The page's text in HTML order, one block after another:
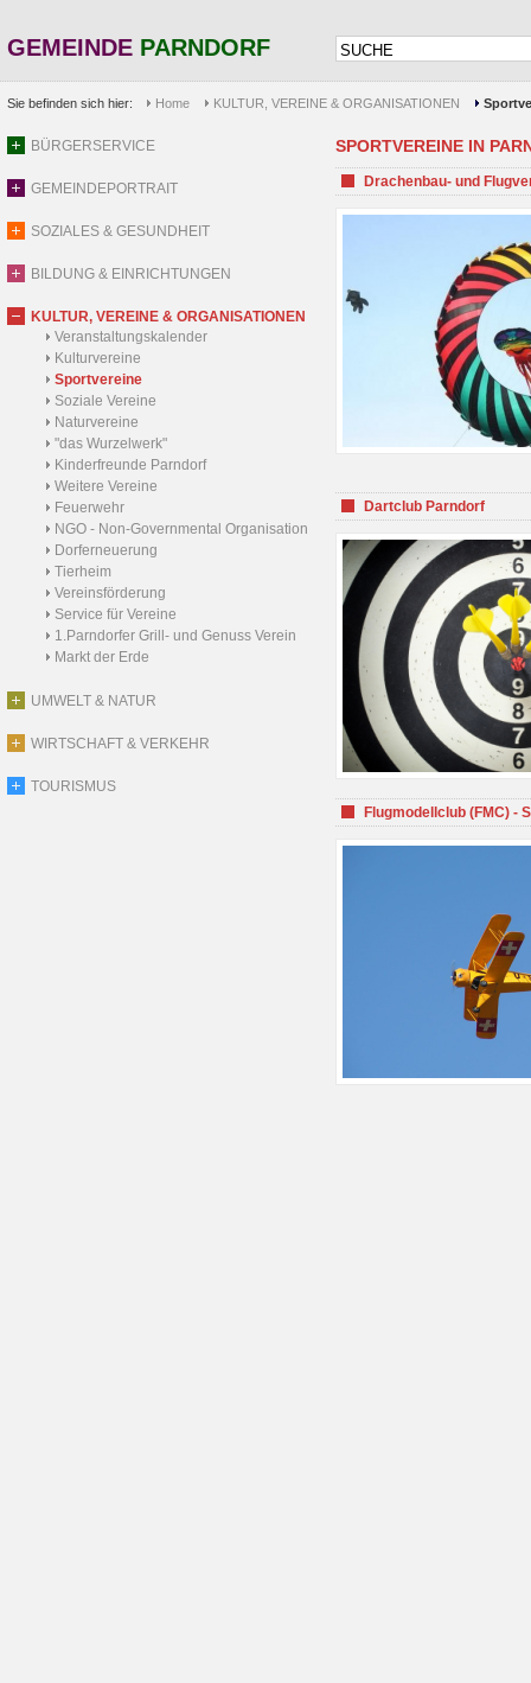
GEMEINDE PARNDORF
Sie befinden sich hier: Home KULTUR, VEREINE & ORGANISATIONEN
BÜRGERSERVICE
GEMEINDEPORTRAIT
SOZIALES & GESUNDHEIT
BILDUNG & EINRICHTUNGEN
KULTUR, VEREINE & ORGANISATIONEN
Veranstaltungskalender
Kulturvereine
Sportvereine
Soziale Vereine
Naturvereine
"das Wurzelwerk"
Kinderfreunde Parndorf
Weitere Vereine
Feuerwehr
NGO - Non-Governmental Organisation
Dorferneuerung
Tierheim
Vereinsförderung
Service für Vereine
1.Parndorfer Grill- und Genuss Verein
Markt der Erde
UMWELT & NATUR
WIRTSCHAFT & VERKEHR
TOURISMUS
SPORTVEREINE IN
Drachenbau- und
Dartclub Parndorf
Flugmodellclub (FMC) -